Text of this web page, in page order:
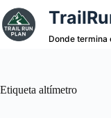
Saltar
al
contenido
Donde termina
Etiqueta altímetro